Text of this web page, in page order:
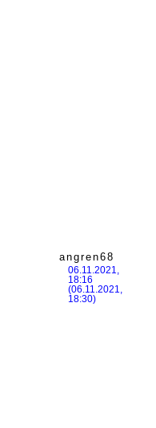
angren68
06.11.2021,
18:16
(06.11.2021,
18:30)